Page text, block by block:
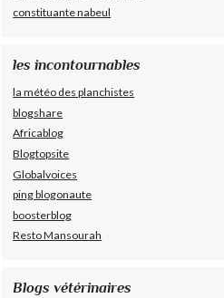
constituante nabeul
les incontournables
la météo des planchistes
blogshare
Africablog
Blogtopsite
Globalvoices
ping blogonaute
boosterblog
Resto Mansourah
Blogs vétérinaires